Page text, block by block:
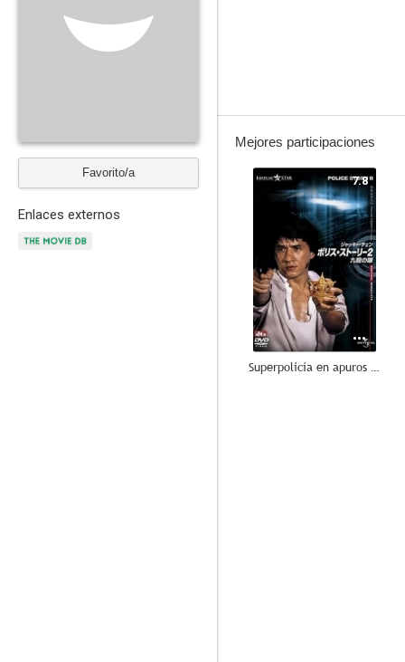
Favorito/a
Enlaces externos
Mejores participaciones
7.8
Superpolicía en apuros (Police Story 2)